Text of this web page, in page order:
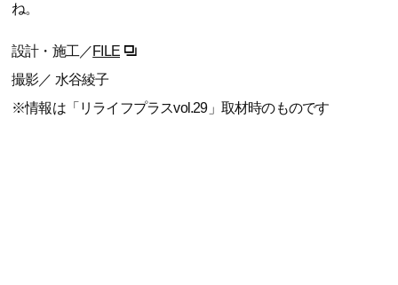
ね。
設計・施工／FILE
撮影／ 水谷綾子
※情報は「リライフプラスvol.29」取材時のものです